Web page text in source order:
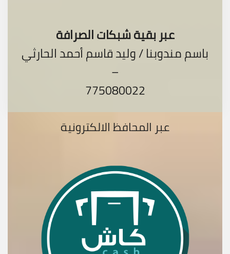
عبر بقية شبكات الصرافة
باسم مندوبنا / وليد قاسم أحمد الحارثي
–
775080022
عبر المحافظ الالكترونية